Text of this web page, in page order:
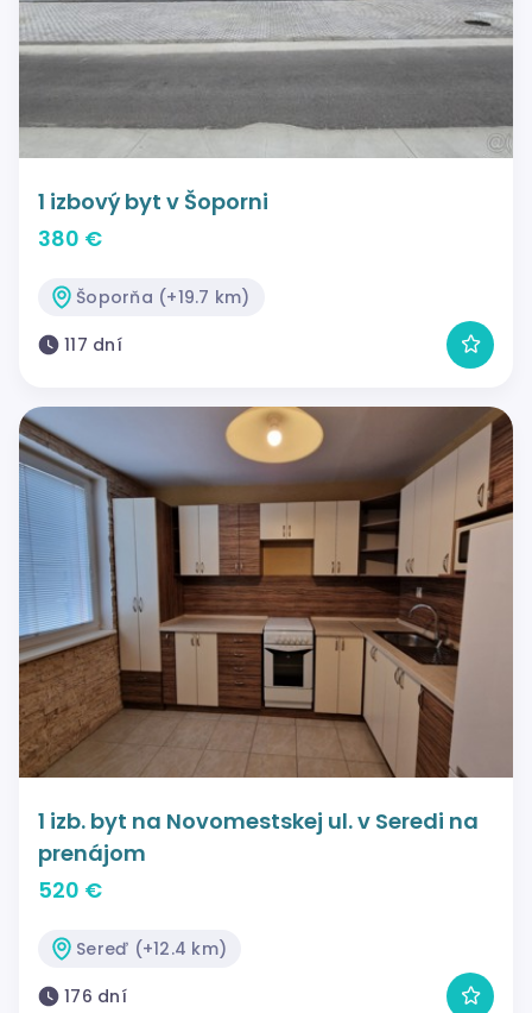
1 izbový byt v Šoporni
380 €
Šoporňa (+19.7 km)
117 dní
1 izb. byt na Novomestskej ul. v Seredi na
prenájom
520 €
Sereď (+12.4 km)
176 dní